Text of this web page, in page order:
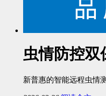
虫情防控双
新普惠的智能远程虫情